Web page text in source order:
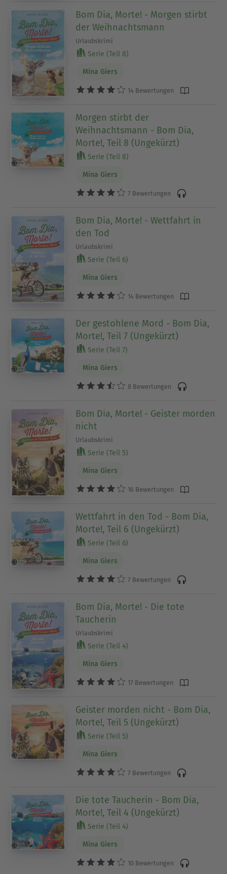
Bom Dia, Morte! - Morgen stirbt
der Weihnachtsmann
Urlaubskrimi
Serie (Teil 8)
Mina Giers
14 Bewertungen
Morgen stirbt der
Weihnachtsmann - Bom Dia,
Morte!, Teil 8 (Ungekürzt)
Serie (Teil 8)
Mina Giers
7 Bewertungen
Bom Dia, Morte! - Wettfahrt in
den Tod
Urlaubskrimi
Serie (Teil 6)
Mina Giers
14 Bewertungen
Der gestohlene Mord - Bom Dia,
Morte!, Teil 7 (Ungekürzt)
Serie (Teil 7)
Mina Giers
8 Bewertungen
Bom Dia, Morte! - Geister morden
nicht
Urlaubskrimi
Serie (Teil 5)
Mina Giers
16 Bewertungen
Wettfahrt in den Tod - Bom Dia,
Morte!, Teil 6 (Ungekürzt)
Serie (Teil 6)
Mina Giers
7 Bewertungen
Bom Dia, Morte! - Die tote
Taucherin
Urlaubskrimi
Serie (Teil 4)
Mina Giers
17 Bewertungen
Geister morden nicht - Bom Dia,
Morte!, Teil 5 (Ungekürzt)
Serie (Teil 5)
Mina Giers
7 Bewertungen
Die tote Taucherin - Bom Dia,
Morte!, Teil 4 (Ungekürzt)
Serie (Teil 4)
Mina Giers
10 Bewertungen